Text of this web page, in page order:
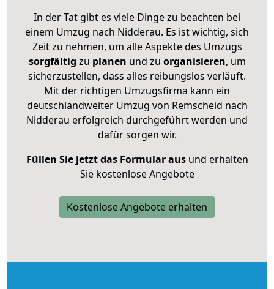
In der Tat gibt es viele Dinge zu beachten bei
einem Umzug nach Nidderau. Es ist wichtig, sich
Zeit zu nehmen, um alle Aspekte des Umzugs
sorgfältig zu planen und zu organisieren, um
sicherzustellen, dass alles reibungslos verläuft.
Mit der richtigen Umzugsfirma kann ein
deutschlandweiter Umzug von Remscheid nach
Nidderau erfolgreich durchgeführt werden und
dafür sorgen wir.
Füllen Sie jetzt das Formular ausund erhalten
Sie kostenlose Angebote
Kostenlose Angebote erhalten